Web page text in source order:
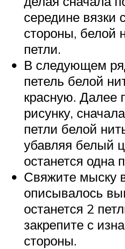
середине вязки
стороны, белой
петли.
В следующем
петель белой
красную. Далее
рисунку,
петли белой
убавляя белый
останется одна
Свяжите мыску
описывалось
останется 2
закрепите с
стороны.